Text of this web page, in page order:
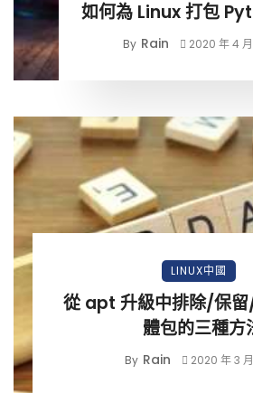
如何為 Linux 打包
By Rain 2020 年 4
LINUX中國
從 apt 升級中排除/保
體包的三種方
By Rain 2020 年 3